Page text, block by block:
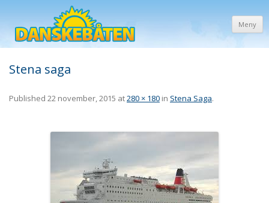
Meny
Stena saga
Published 22 november, 2015 at280 × 180 in Stena Saga.